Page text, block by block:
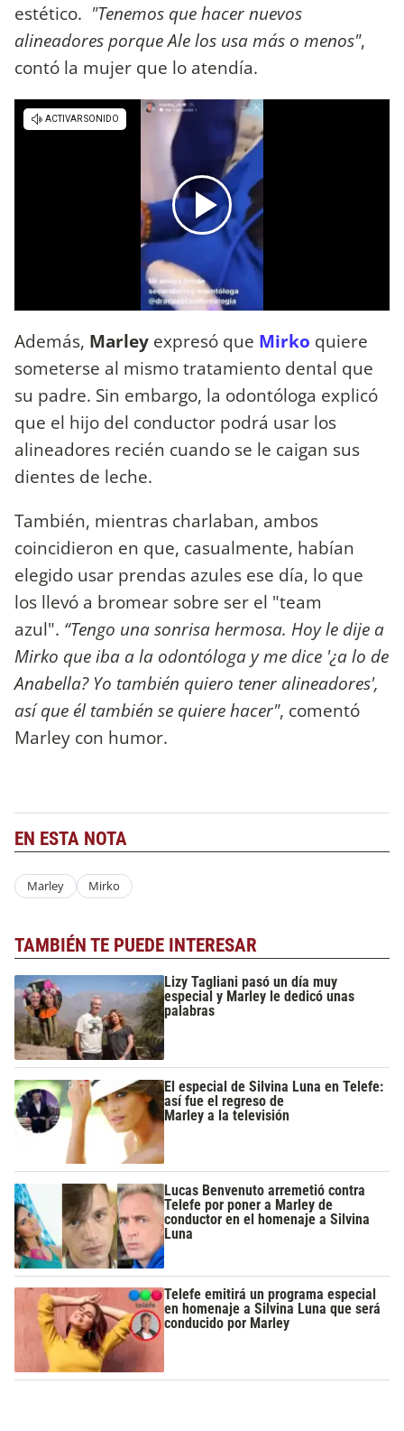
estético. "Tenemos que hacer nuevos
alineadores porque Ale los usa más o menos",
contó la mujer que lo atendía.
Además, Marley expresó que Mirko quiere
someterse al mismo tratamiento dental que
su padre. Sin embargo, la odontóloga explicó
que el hijo del conductor podrá usar los
alineadores recién cuando se le caigan sus
dientes de leche.
También, mientras charlaban, ambos
coincidieron en que, casualmente, habían
elegido usar prendas azules ese día, lo que
los llevó a bromear sobre ser el "team
azul". “Tengo una sonrisa hermosa. Hoy le dije a
Mirko que iba a la odontóloga y me dice '¿a lo de
Anabella? Yo también quiero tener alineadores',
así que él también se quiere hacer", comentó
Marley con humor.
EN ESTA NOTA
Marley Mirko
TAMBIÉN TE PUEDE INTERESAR
Lizy Tagliani pasó un día muy
especial y Marley le dedicó unas
palabras
El especial de Silvina Luna en Telefe:
así fue el regreso de
Marley a la televisión
Lucas Benvenuto arremetió contra
Telefe por poner a Marley de
conductor en el homenaje a Silvina
Luna
Telefe emitirá un programa especial
en homenaje a Silvina Luna que será
conducido por Marley